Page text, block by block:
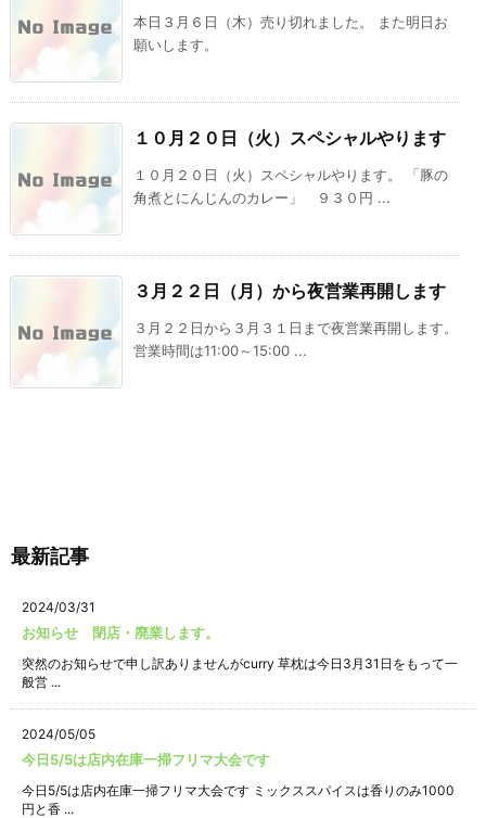
本日３月６日（木）売り切れました。 また明日お
願いします。
１０月２０日（火）スペシャルやります
１０月２０日（火）スペシャルやります。 「豚の
角煮とにんじんのカレー」 ９３０円 ...
３月２２日（月）から夜営業再開します
３月２２日から３月３１日まで夜営業再開します。
営業時間は11:00～15:00 ...
最新記事
2024/03/31
お知らせ 閉店・廃業します。
突然のお知らせで申し訳ありませんがcurry 草枕は今日3月31日をもって一
般営 ...
2024/05/05
今日5/5は店内在庫一掃フリマ大会です
今日5/5は店内在庫一掃フリマ大会です ミックススパイスは香りのみ1000
円と香 ...